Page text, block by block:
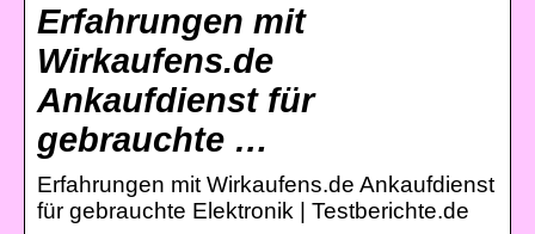
Erfahrungen mit
Wirkaufens.de
Ankaufdienst für
gebrauchte …
Erfahrungen mit Wirkaufens.de Ankaufdienst
für gebrauchte Elektronik | Testberichte.de